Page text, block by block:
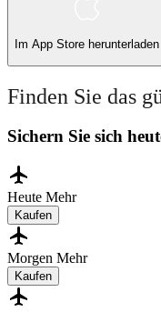
Im App Store herunterladen
Finden Sie das
Sichern Sie sich
Heute Mehr
Kaufen
Morgen Mehr
Kaufen